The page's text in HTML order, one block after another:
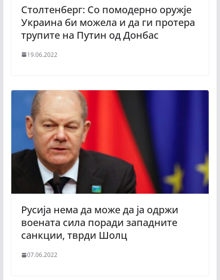
Столтенберг: Со помодерно оружје
Украина би можела и да ги протера
трупите на Путин од Донбас
19.06.2022
Русија нема да може да ја одржи
воената сила поради западните
санкции, тврди Шолц
07.06.2022